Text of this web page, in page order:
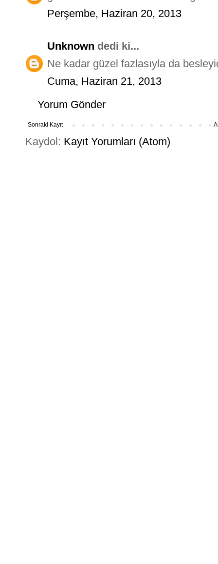
Perşembe, Haziran 20, 2013
Unknown dedi ki...
Ne kadar güzel fazlasıyla da
Cuma, Haziran 21, 2013
Yorum Gönder
Sonraki Kayıt
Kaydol: Kayıt Yorumları (Atom)